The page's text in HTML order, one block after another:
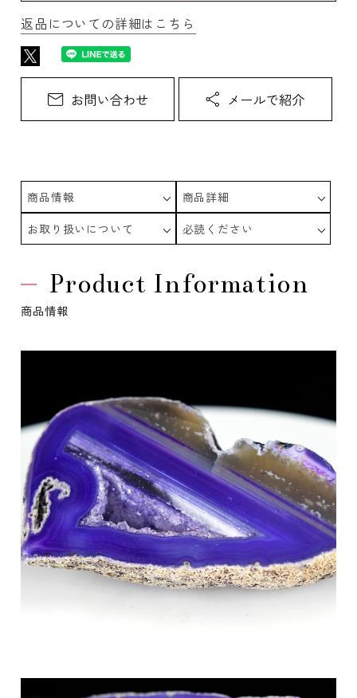
返品についての詳細はこちら
商品情報
商品詳細
お取り扱いについて
必読ください
Product Information
商品情報